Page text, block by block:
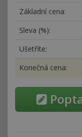
Základní cena:
Sleva (%):
Ušetříte:
Konečná cena: